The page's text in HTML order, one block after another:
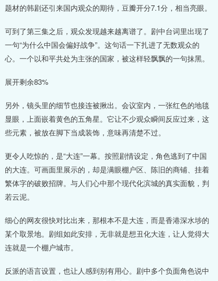
题材的韩剧还引来国内观众的期待，豆瓣开分7.1分，相当亮眼。
可到了第三集之后，观众发现越来越离谱了。剧中台词里出现了
一句“为什么中国会偏好战争”。这句话一下扎进了无数观众的
心。一个以和平共处为主张的国家，被这样轻飘飘的一句抹黑。
展开剩余83%
另外，镜头里的细节也接连被揪出。会议室内，一张红色的地毯
显眼，上面嵌着黄色的五角星。它让不少观众瞬间反应过来，这
些元素，被放在脚下当成装饰，意味再清楚不过。
更令人吃惊的，是“大连”一幕。按照剧情设定，角色逃到了中国
的大连。可画面里展示的，却是满眼棚户区、陈旧的商铺、挂着
繁体字的破败招牌。与人们心中那个现代化滨城的真实面貌，判
若云泥。
细心的网友很快对比出来，那根本不是大连，而是香港深水埗的
某个取景地。剧组如此安排，无非就是想丑化大连，让人觉得大
连就是一个棚户城市。
反派的语言设置，也让人感到别有用心。剧中多个负面角色说中